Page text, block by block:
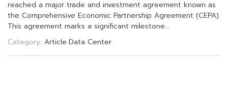
reached a major trade and investment agreement known as
the Comprehensive Economic Partnership Agreement (CEPA).
This agreement marks a signifcant milestone...
Category: Article Data Center